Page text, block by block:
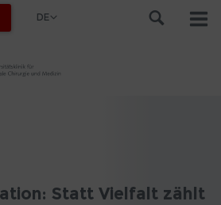
DE
Statt Vielfalt zählt